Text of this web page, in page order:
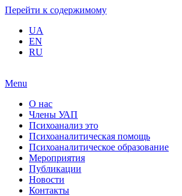
Перейти к содержимому
UA
EN
RU
Menu
О нас
Члены УАП
Психоанализ это
Психоаналитическая помощь
Психоаналитическое образование
Мероприятия
Публикации
Новости
Контакты